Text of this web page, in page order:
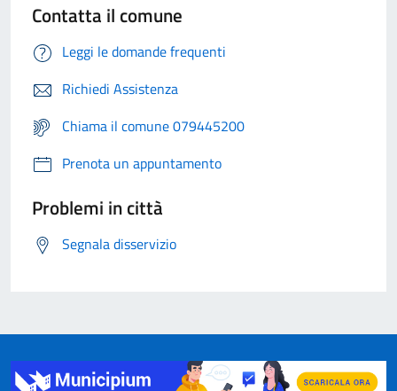
Contatta il comune
Leggi le domande frequenti
Richiedi Assistenza
Chiama il comune 079445200
Prenota un appuntamento
Problemi in città
Segnala disservizio